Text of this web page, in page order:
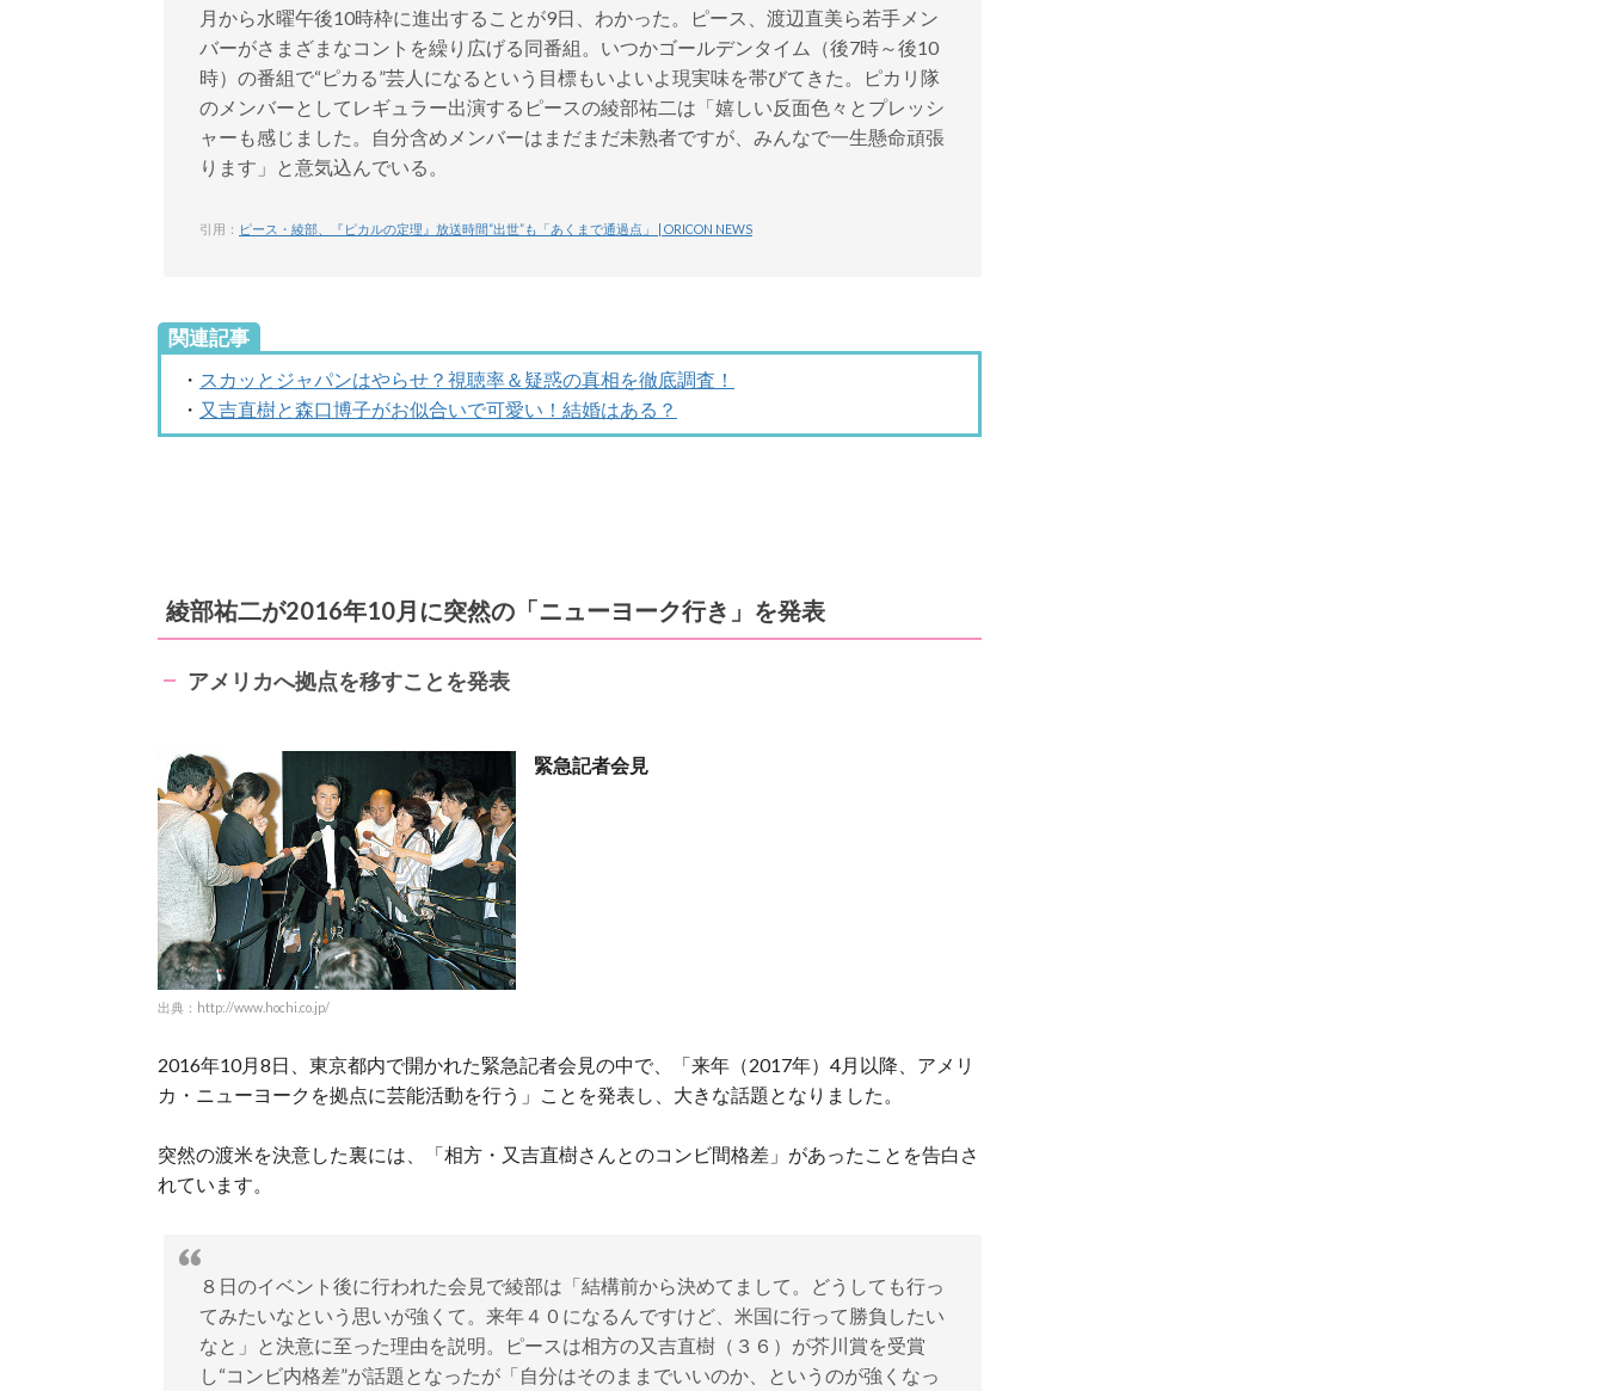
月から水曜午後10時枠に進出することが9日、わかった。ピース、渡辺直美ら若手メン
バーがさまざまなコントを繰り広げる同番組。いつかゴールデンタイム（後7時～後10
時）の番組で“ピカる”芸人になるという目標もいよいよ現実味を帯びてきた。ピカリ隊
のメンバーとしてレギュラー出演するピースの綾部祐二は「嬉しい反面色々とプレッシ
ャーも感じました。自分含めメンバーはまだまだ未熟者ですが、みんなで一生懸命頑張
ります」と意気込んでいる。
引用： ピース・綾部、『ピカルの定理』放送時間“出世”も「あくまで通過点」 | ORICON NEWS
関連記事
・ スカッとジャパンはやらせ？視聴率＆疑惑の真相を徹底調査！
・ 又吉直樹と森口博子がお似合いで可愛い！結婚はある？
綾部祐二が2016年10月に突然の「ニューヨーク行き」を発表
アメリカへ拠点を移すことを発表
出典：http://www.hochi.co.jp/
緊急記者会見
2016年10月8日、東京都内で開かれた緊急記者会見の中で、「来年（2017年）4月以降、アメリ
カ・ニューヨークを拠点に芸能活動を行う」ことを発表し、大きな話題となりました。
突然の渡米を決意した裏には、「相方・又吉直樹さんとのコンビ間格差」があったことを告白さ
れています。
８日のイベント後に行われた会見で綾部は「結構前から決めてまして。どうしても行っ
てみたいなという思いが強くて。来年４０になるんですけど、米国に行って勝負したい
なと」と決意に至った理由を説明。ピースは相方の又吉直樹（３６）が芥川賞を受賞
し“コンビ内格差”が話題となったが「自分はそのままでいいのか、というのが強くなっ